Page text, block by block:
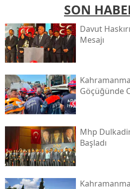
SON
Davut
Mesajı
Göçüğünde
Mhp
Başladı